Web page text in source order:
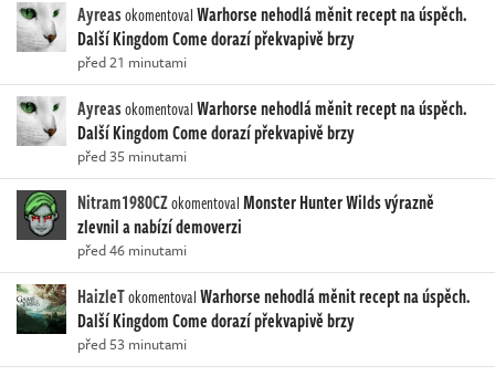
AyreasokomentovalWarhorse nehodlá měnit recept na úspěch.
Další Kingdom Come dorazí překvapivě brzy
před 21 minutami
AyreasokomentovalWarhorse nehodlá měnit recept na úspěch.
Další Kingdom Come dorazí překvapivě brzy
před 35 minutami
Nitram1980CZokomentovalMonster Hunter Wilds výrazně
zlevnil a nabízí demoverzi
před 46 minutami
HaizleTokomentovalWarhorse nehodlá měnit recept na úspěch.
Další Kingdom Come dorazí překvapivě brzy
před 53 minutami